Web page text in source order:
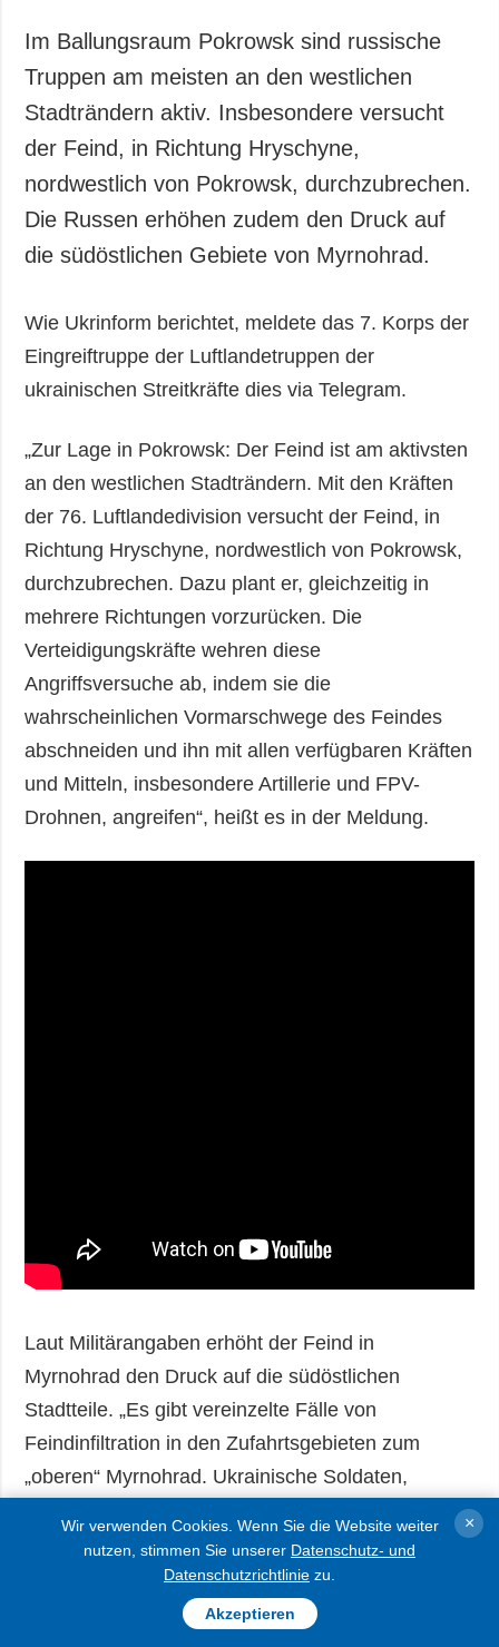
Im Ballungsraum Pokrowsk sind russische
Truppen am meisten an den westlichen
Stadträndern aktiv. Insbesondere versucht
der Feind, in Richtung Hryschyne,
nordwestlich von Pokrowsk, durchzubrechen.
Die Russen erhöhen zudem den Druck auf
die südöstlichen Gebiete von Myrnohrad.
Wie Ukrinform berichtet, meldete das 7. Korps der
Eingreiftruppe der Luftlandetruppen der
ukrainischen Streitkräfte dies via Telegram.
„Zur Lage in Pokrowsk: Der Feind ist am aktivsten
an den westlichen Stadträndern. Mit den Kräften
der 76. Luftlandedivision versucht der Feind, in
Richtung Hryschyne, nordwestlich von Pokrowsk,
durchzubrechen. Dazu plant er, gleichzeitig in
mehrere Richtungen vorzurücken. Die
Verteidigungskräfte wehren diese
Angriffsversuche ab, indem sie die
wahrscheinlichen Vormarschwege des Feindes
abschneiden und ihn mit allen verfügbaren Kräften
und Mitteln, insbesondere Artillerie und FPV-
Drohnen, angreifen“, heißt es in der Meldung.
Laut Militärangaben erhöht der Feind in
Myrnohrad den Druck auf die südöstlichen
Stadtteile. „Es gibt vereinzelte Fälle von
Feindinfiltration in den Zufahrtsgebieten zum
„oberen“ Myrnohrad. Ukrainische Soldaten,
Brigade der Luftlandetruppen spüren den Feind
jedoch auf und liquidieren ihn. Die
Verteidigungskräfte setzen die Maßnahmen zur
Wir verwenden Cookies. Wenn Sie die Website weiter
nutzen, stimmen Sie unserer Datenschutz- und
Datenschutzrichtlinie zu.
Akzeptieren
×